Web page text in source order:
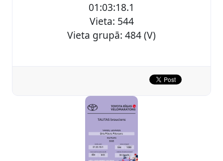
01:03:18.1
Vieta: 544
Vieta grupā: 484 (V)